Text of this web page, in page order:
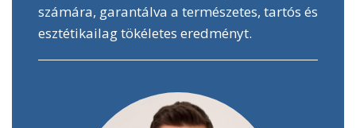
számára, garantálva a természetes, tartós és
esztétikailag tökéletes eredményt.